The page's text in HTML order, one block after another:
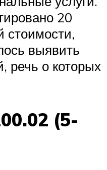
20
стоимости,
выявить
речь о которых
(5-